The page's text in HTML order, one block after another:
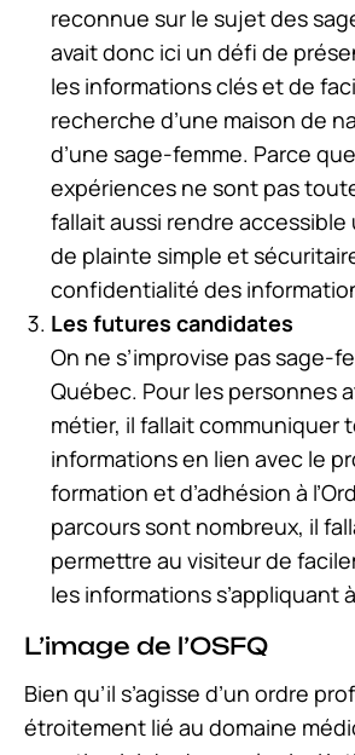
reconnue sur le sujet des
avait donc ici un défi de
les informations clés et de
recherche d’une maison de
d’une sage-femme. Parce
expériences ne sont pas
fallait aussi rendre accessible
de plainte simple et
confidentialité des
Les futures candidates
On ne s’improvise pas sage-
Québec. Pour les personnes
métier, il fallait communiquer
informations en lien avec le
formation et d’adhésion à
parcours sont nombreux, il
permettre au visiteur de
les informations s’appliquant
L’image de l’OSFQ
Bien qu’il s’agisse d’un ordre
étroitement lié au domaine